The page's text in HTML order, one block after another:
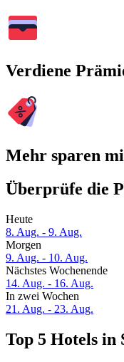
Verdiene
Mehr sparen
Überprüfe die
Heute
8. Aug. - 9. Aug.
Morgen
9. Aug. - 10. Aug.
Nächstes Wochenende
14. Aug. - 16. Aug.
In zwei Wochen
21. Aug. - 23. Aug.
Top 5 Hotels in